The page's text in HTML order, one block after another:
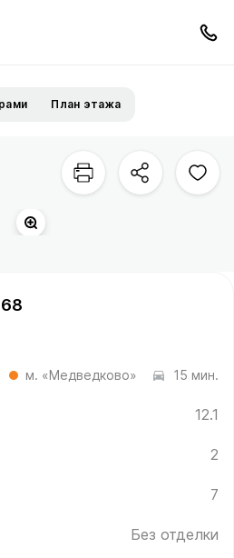
План этажа
м. «Медведково» 15 мин.
12.1
2
7
Без отделки